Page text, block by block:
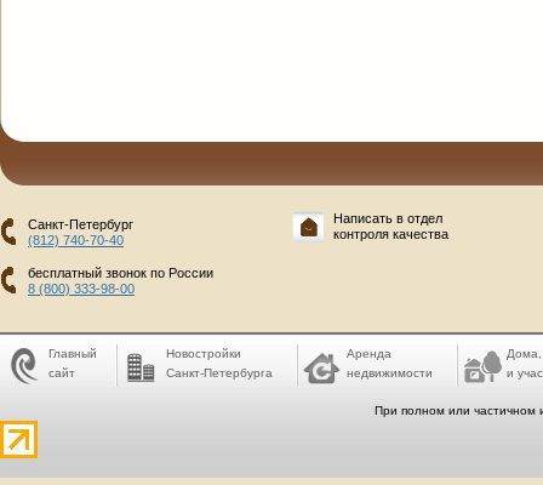
Санкт-Петербург
(812) 740-70-40
бесплатный звонок по России
8 (800) 333-98-00
Написать в отдел
контроля качества
Главный
сайт
Новостройки
Санкт-Петербурга
Аренда
недвижимости
Дома,
и
При полном или частичном